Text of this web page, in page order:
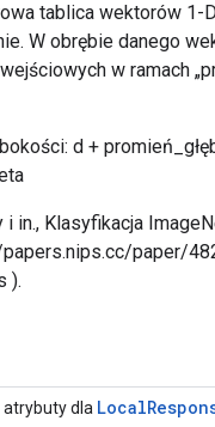
tablica wektorów 1-
W obrębie danego
w ramach
d +
in., Klasyfikacja
paper/
).
atrybuty dla Local